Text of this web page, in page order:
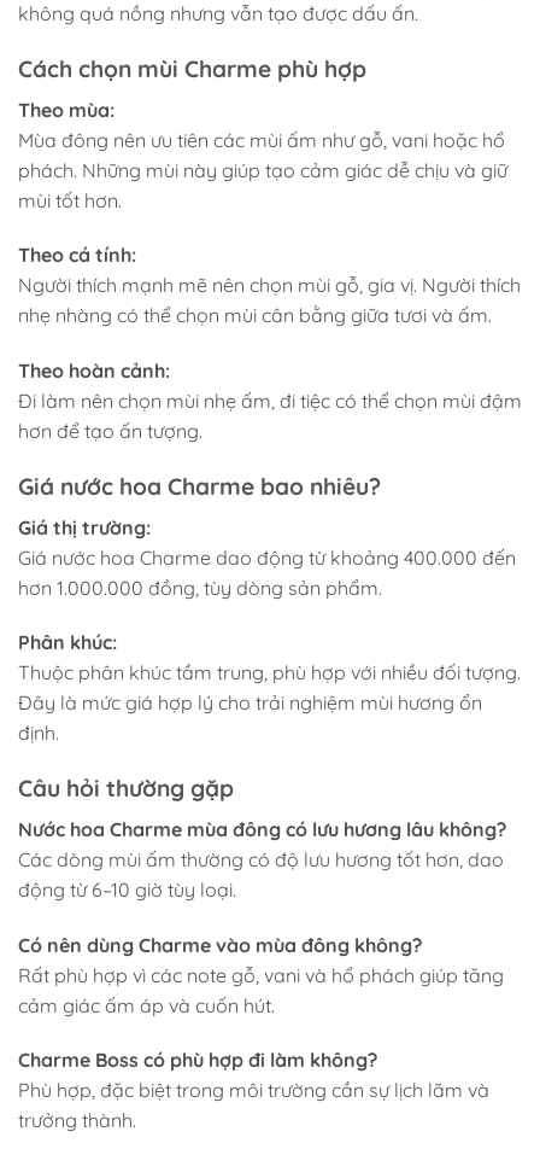
không quá nồng nhưng vẫn tạo được dấu ấn.
Cách chọn mùi Charme phù hợp
Theo mùa:
Mùa đông nên ưu tiên các mùi ấm như gỗ, vani hoặc hổ
phách. Những mùi này giúp tạo cảm giác dễ chịu và giữ
mùi tốt hơn.
Theo cá tính:
Người thích mạnh mẽ nên chọn mùi gỗ, gia vị. Người thích
nhẹ nhàng có thể chọn mùi cân bằng giữa tươi và ấm.
Theo hoàn cảnh:
Đi làm nên chọn mùi nhẹ ấm, đi tiệc có thể chọn mùi đậm
hơn để tạo ấn tượng.
Giá nước hoa Charme bao nhiêu?
Giá thị trường:
Giá nước hoa Charme dao động từ khoảng 400.000 đến
hơn 1.000.000 đồng, tùy dòng sản phẩm.
Phân khúc:
Thuộc phân khúc tầm trung, phù hợp với nhiều đối tượng.
Đây là mức giá hợp lý cho trải nghiệm mùi hương ổn
định.
Câu hỏi thường gặp
Nước hoa Charme mùa đông có lưu hương lâu không?
Các dòng mùi ấm thường có độ lưu hương tốt hơn, dao
động từ 6–10 giờ tùy loại.
Có nên dùng Charme vào mùa đông không?
Rất phù hợp vì các note gỗ, vani và hổ phách giúp tăng
cảm giác ấm áp và cuốn hút.
Charme Boss có phù hợp đi làm không?
Phù hợp, đặc biệt trong môi trường cần sự lịch lãm và
trưởng thành.